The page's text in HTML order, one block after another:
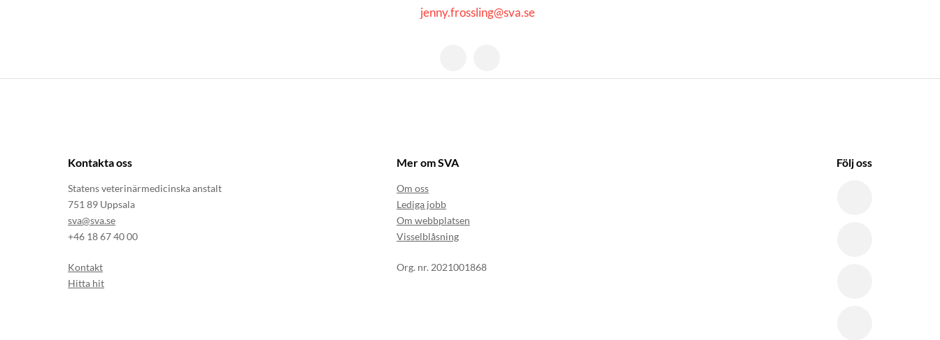
jenny.frossling@sva.se
Kontakta oss
Statens veterinärmedicinska anstalt
751 89 Uppsala
sva@sva.se
+46 18 67 40 00
Kontakt
Hitta hit
Mer om SVA
Om oss
Lediga jobb
Om webbplatsen
Visselblåsning
Org. nr. 2021001868
Följ oss